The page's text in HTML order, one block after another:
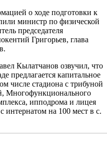
о ходе подготовки к
министр по физической
председателя
Григорьев, глава
Кылатчанов озвучил, что
предлагается капитальное
числе стадиона с трибуной
Многофункционального
ипподрома и лицея
на 100 мест в с.